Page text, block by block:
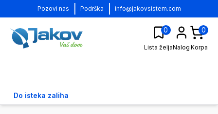
Pozovi nas Podrška info@jakovsistem.com
0
Lista željaNalog
0
Korpa
Do isteka zaliha